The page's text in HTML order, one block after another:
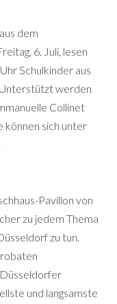
dem
6. Juli, lesen
Schulkinder aus
werden
Collinet
können sich unter
Pavillon von
zu jedem Thema
zu tun.
und langsamste